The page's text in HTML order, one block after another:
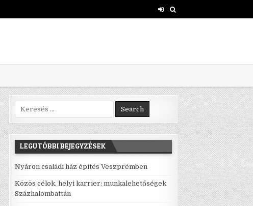
Search for:
LEGUTÓBBI BEJEGYZÉSEK
Nyáron családi ház építés Veszprémben
Közös célok, helyi karrier: munkalehetőségek
Százhalombattán